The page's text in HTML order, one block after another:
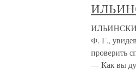
Ф. Г.,
проверить
— Как вы